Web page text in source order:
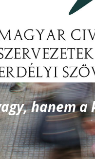
hanem a